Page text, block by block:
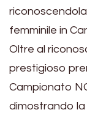
femminile in
Oltre al
prestigioso
Campionato
dimostrando la